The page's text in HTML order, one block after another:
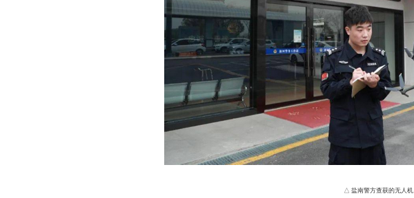
△ 盐南警方查获的无人机